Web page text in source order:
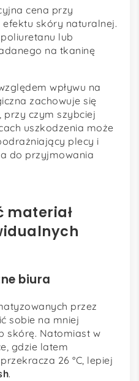
cena przy
skóry naturalnej.
lub
na tkaninę
wpływu na
zachowuje się
czym szybciej
uszkodzenia może
plecy i
do przyjmowania
materiał
biura
przez
sobie na mniej
skórę. Natomiast w
gdzie latem
26 °C, lepiej
.